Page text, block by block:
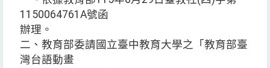
1150064761A號函
辦理。
二、教育部委請國立臺中教育大學之「教育部臺
灣台語動畫